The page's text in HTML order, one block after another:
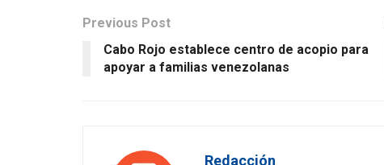
Previous Post
Cabo Rojo establece centro de acopio para
apoyar a familias venezolanas
Redacción